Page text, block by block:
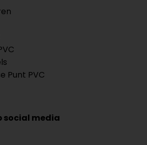
Punt PVC
social media